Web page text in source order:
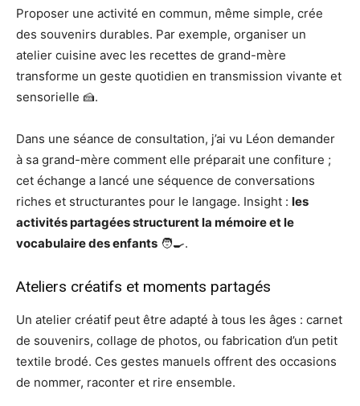
Proposer une activité en commun, même simple, crée
des souvenirs durables. Par exemple, organiser un
atelier cuisine avec les recettes de grand-mère
transforme un geste quotidien en transmission vivante et
sensorielle 🍰.
Dans une séance de consultation, j’ai vu Léon demander
à sa grand-mère comment elle préparait une confiture ;
cet échange a lancé une séquence de conversations
riches et structurantes pour le langage. Insight : les
activités partagées structurent la mémoire et le
vocabulaire des enfants 🧑‍🍳.
Ateliers créatifs et moments partagés
Un atelier créatif peut être adapté à tous les âges : carnet
de souvenirs, collage de photos, ou fabrication d’un petit
textile brodé. Ces gestes manuels offrent des occasions
de nommer, raconter et rire ensemble.